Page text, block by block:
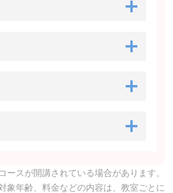
ースが開講されている場合があります。
象年齢、料金などの内容は、教室ごとに